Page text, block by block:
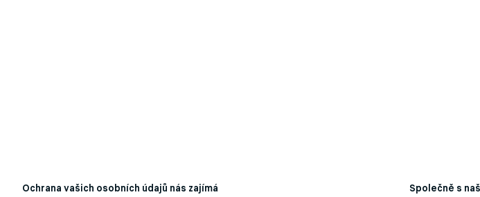
Ochrana vašich osobních údajů nás zajímá Společně s